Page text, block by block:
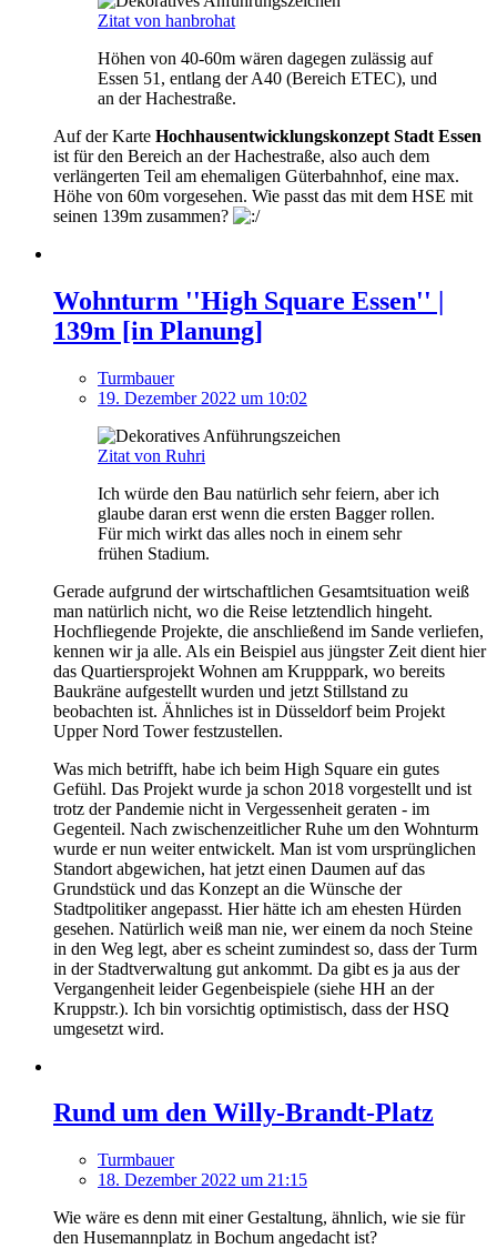
Zitat von hanbrohat
Höhen von 40-60m wären dagegen zulässig auf
Essen 51, entlang der A40 (Bereich ETEC), und
an der Hachestraße.
Auf der Karte Hochhausentwicklungskonzept Stadt Essen
ist für den Bereich an der Hachestraße, also auch dem
verlängerten Teil am ehemaligen Güterbahnhof, eine max.
Höhe von 60m vorgesehen. Wie passt das mit dem HSE mit
seinen 139m zusammen?
Wohnturm ''High Square Essen'' |
139m [in Planung]
Turmbauer
19. Dezember 2022 um 10:02
Zitat von Ruhri
Ich würde den Bau natürlich sehr feiern, aber ich
glaube daran erst wenn die ersten Bagger rollen.
Für mich wirkt das alles noch in einem sehr
frühen Stadium.
Gerade aufgrund der wirtschaftlichen Gesamtsituation weiß
man natürlich nicht, wo die Reise letztendlich hingeht.
Hochfliegende Projekte, die anschließend im Sande verliefen,
kennen wir ja alle. Als ein Beispiel aus jüngster Zeit dient hier
das Quartiersprojekt Wohnen am Krupppark, wo bereits
Baukräne aufgestellt wurden und jetzt Stillstand zu
beobachten ist. Ähnliches ist in Düsseldorf beim Projekt
Upper Nord Tower festzustellen.
Was mich betrifft, habe ich beim High Square ein gutes
Gefühl. Das Projekt wurde ja schon 2018 vorgestellt und ist
trotz der Pandemie nicht in Vergessenheit geraten - im
Gegenteil. Nach zwischenzeitlicher Ruhe um den Wohnturm
wurde er nun weiter entwickelt. Man ist vom ursprünglichen
Standort abgewichen, hat jetzt einen Daumen auf das
Grundstück und das Konzept an die Wünsche der
Stadtpolitiker angepasst. Hier hätte ich am ehesten Hürden
gesehen. Natürlich weiß man nie, wer einem da noch Steine
in den Weg legt, aber es scheint zumindest so, dass der Turm
in der Stadtverwaltung gut ankommt. Da gibt es ja aus der
Vergangenheit leider Gegenbeispiele (siehe HH an der
Kruppstr.). Ich bin vorsichtig optimistisch, dass der HSQ
umgesetzt wird.
Rund um den Willy-Brandt-Platz
Turmbauer
18. Dezember 2022 um 21:15
Wie wäre es denn mit einer Gestaltung, ähnlich, wie sie für
den Husemannplatz in Bochum angedacht ist?